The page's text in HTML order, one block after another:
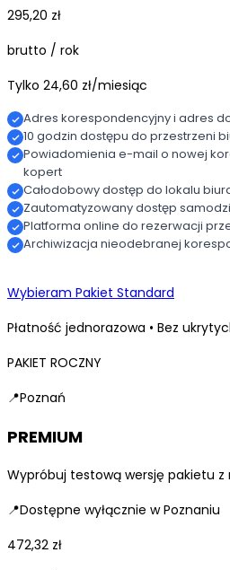
295,20 zł
brutto / rok
Tylko 24,60 zł/miesiąc
Adres korespondencyjny i adres
10 godzin dostępu do przestrzeni
Powiadomienia e-mail o nowej
kopert
Całodobowy dostęp do lokalu
Zautomatyzowany dostęp
Platforma online do rezerwacji
Archiwizacja nieodebranej
Wybieram Pakiet Standard
Płatność jednorazowa • Bez
PAKIET ROCZNY
📍Poznań
PREMIUM
Wypróbuj testową wersję pakietu z
📍Dostępne wyłącznie w Poznaniu
472,32 zł